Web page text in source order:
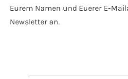
Eurem Namen und Euerer E-
Newsletter an.